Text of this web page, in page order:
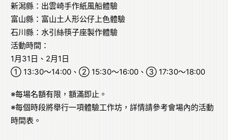
新潟縣：出雲崎手作紙風船體驗
富山縣：富山土人形公仔上色體驗
石川縣：水引絲筷子座製作體驗
活動時間：
1月31日、2月1日
① 13:30〜14:00、② 15:30〜16:00、③ 17:30〜18:00
※每場名額有限，額滿即止。
※每個時段將舉行一項體驗工作坊，詳情請參考會場內的活動
時間表。